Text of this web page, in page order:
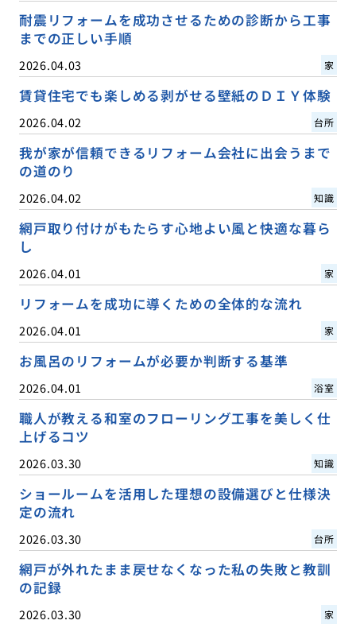
耐震リフォームを成功させるための診断から工事
までの正しい手順
2026.04.03 家
賃貸住宅でも楽しめる剥がせる壁紙のＤＩＹ体験
2026.04.02 台所
我が家が信頼できるリフォーム会社に出会うまで
の道のり
2026.04.02 知識
網戸取り付けがもたらす心地よい風と快適な暮ら
し
2026.04.01 家
リフォームを成功に導くための全体的な流れ
2026.04.01 家
お風呂のリフォームが必要か判断する基準
2026.04.01 浴室
職人が教える和室のフローリング工事を美しく仕
上げるコツ
2026.03.30 知識
ショールームを活用した理想の設備選びと仕様決
定の流れ
2026.03.30 台所
網戸が外れたまま戻せなくなった私の失敗と教訓
の記録
2026.03.30 家